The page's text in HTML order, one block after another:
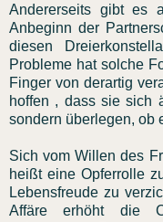
Andererseits gibt es
Anbeginn der
diesen
Probleme hat solche
Finger von derartig
hoffen , dass sie sich
sondern überlegen, ob
Sich vom Willen des
heißt eine Opferrolle
Lebensfreude zu
Affäre erhöht die